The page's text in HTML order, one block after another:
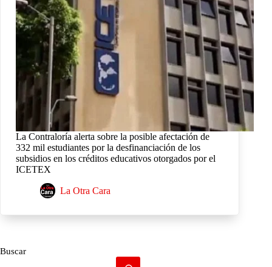
La Contraloría alerta sobre la posible afectación de
332 mil estudiantes por la desfinanciación de los
subsidios en los créditos educativos otorgados por el
ICETEX
La Otra Cara
Buscar